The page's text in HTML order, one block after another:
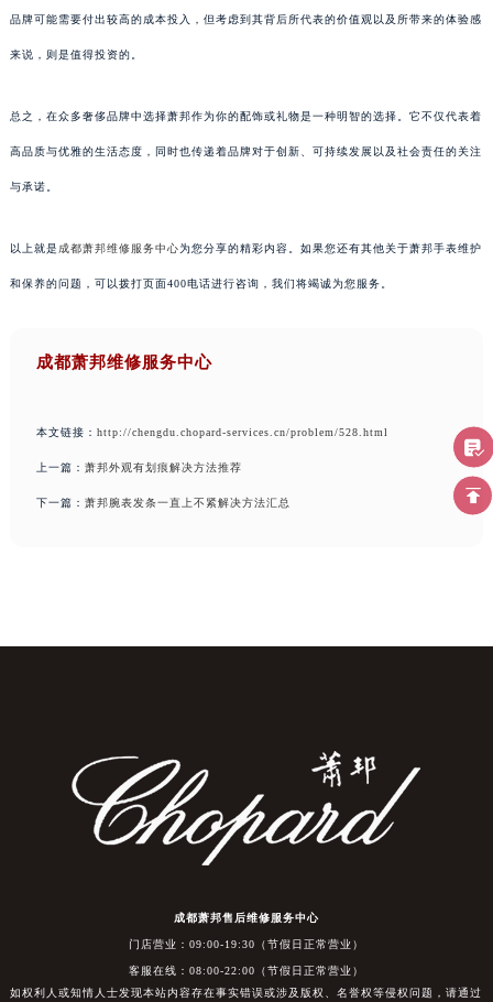
品牌可能需要付出较高的成本投入，但考虑到其背后所代表的价值观以及所带来的体验感
来说，则是值得投资的。
总之，在众多奢侈品牌中选择萧邦作为你的配饰或礼物是一种明智的选择。它不仅代表着
高品质与优雅的生活态度，同时也传递着品牌对于创新、可持续发展以及社会责任的关注
与承诺。
以上就是 成都萧邦维修服务中心为您分享的精彩内容。如果您还有其他关于萧邦手表维护
和保养的问题，可以拨打页面400电话进行咨询，我们将竭诚为您服务。
成都萧邦维修服务中心
本文链接： http://chengdu.chopard-services.cn/problem/528.html
上一篇： 萧邦外观有划痕解决方法推荐
下一篇： 萧邦腕表发条一直上不紧解决方法汇总
成都萧邦售后维修服务中心
门店营业：09:00-19:30（节假日正常营业）
客服在线：08:00-22:00（节假日正常营业）
如权利人或知情人士发现本站内容存在事实错误或涉及版权、名誉权等侵权问题，请通过